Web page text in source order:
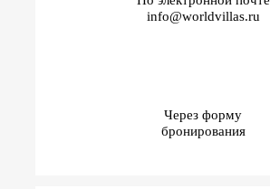
info@worldvillas.ru
Через форму
бронирования